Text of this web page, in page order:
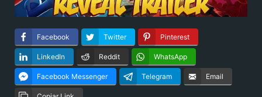
Facebook Twitter Pinterest
LinkedIn Reddit WhatsApp
Facebook Messenger Telegram Email